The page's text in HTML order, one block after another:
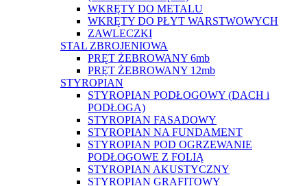
WKRĘTY DO METALU
WKRĘTY DO PŁYT WARSTWOWYCH
ZAWLECZKI
STAL ZBROJENIOWA
PRĘT ŻEBROWANY 6mb
PRĘT ŻEBROWANY 12mb
STYROPIAN
STYROPIAN PODŁOGOWY (DACH i
PODŁOGA)
STYROPIAN FASADOWY
STYROPIAN NA FUNDAMENT
STYROPIAN POD OGRZEWANIE
PODŁOGOWE Z FOLIĄ
STYROPIAN AKUSTYCZNY
STYROPIAN GRAFITOWY